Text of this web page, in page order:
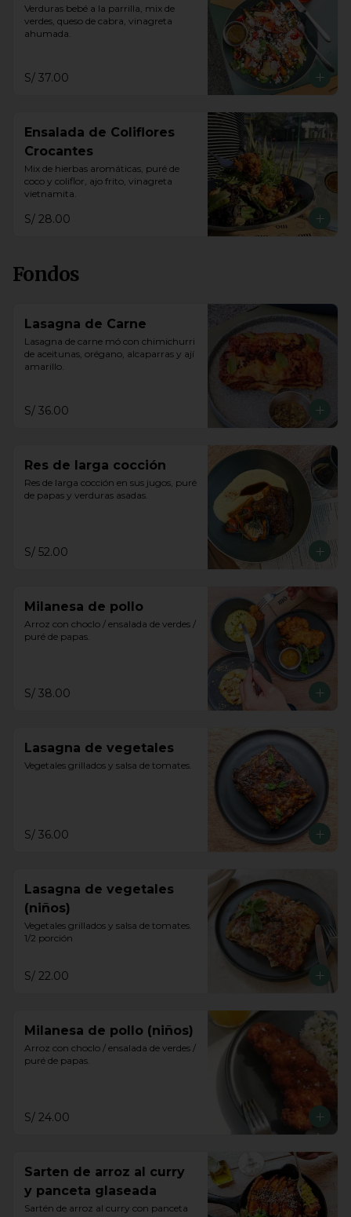
Verduras bebé a la parrilla, mix de
verdes, queso de cabra, vinagreta
ahumada.
S/ 37.00
Ensalada de Coliflores
Crocantes
Mix de hierbas aromáticas, puré de
coco y coliflor, ajo frito, vinagreta
vietnamita.
S/ 28.00
Fondos
Lasagna de Carne
Lasagna de carne mó con chimichurri
de aceitunas, orégano, alcaparras y ají
amarillo.
S/ 36.00
Res de larga cocción
Res de larga cocción en sus jugos, puré
de papas y verduras asadas.
S/ 52.00
Milanesa de pollo
Arroz con choclo / ensalada de verdes /
puré de papas.
S/ 38.00
Lasagna de vegetales
Vegetales grillados y salsa de tomates.
S/ 36.00
Lasagna de vegetales
(niños)
Vegetales grillados y salsa de tomates.
1/2 porción
S/ 22.00
Milanesa de pollo (niños)
Arroz con choclo / ensalada de verdes /
puré de papas.
S/ 24.00
Sarten de arroz al curry
y panceta glaseada
Sartén de arroz al curry con panceta